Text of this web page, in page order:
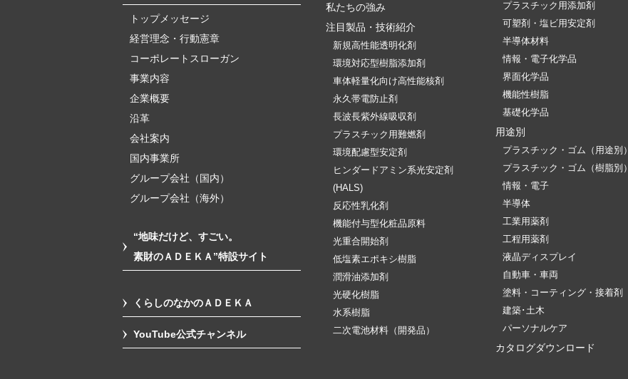
トップメッセージ
経営理念・行動憲章
コーポレートスローガン
事業内容
企業概要
沿革
会社案内
国内事業所
グループ会社（国内）
グループ会社（海外）
“地味だけど、すごい。
素財のＡＤＥＫＡ”特設サイト
くらしのなかのＡＤＥＫＡ
YouTube公式チャンネル
私たちの強み
注目製品・技術紹介
新規高性能透明化剤
環境対応型樹脂添加剤
車体軽量化向け高性能核剤
永久帯電防止剤
長波長紫外線吸収剤
プラスチック用難燃剤
環境配慮型安定剤
ヒンダードアミン系光安定剤
(HALS)
反応性乳化剤
機能付与型化粧品原料
光重合開始剤
低塩素エポキシ樹脂
潤滑油添加剤
光硬化樹脂
水系樹脂
二次電池材料（開発品）
プラスチック用添加剤
可塑剤・塩ビ用安定剤
半導体材料
情報・電子化学品
界面化学品
機能性樹脂
基礎化学品
用途別
プラスチック・ゴム（用途別）
プラスチック・ゴム（樹脂別）
情報・電子
半導体
工業用薬剤
工程用薬剤
液晶ディスプレイ
自動車・車両
塗料・コーティング・接着剤
建築･土木
パーソナルケア
カタログダウンロード